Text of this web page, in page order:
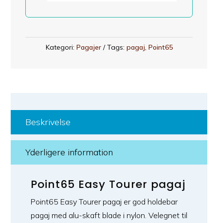
Kategori: Pagajer Tags: pagaj, Point65
Beskrivelse
Yderligere information
Point65 Easy Tourer pagaj
Point65 Easy Tourer pagaj er god holdebar
pagaj med alu-skaft blade i nylon. Velegnet til